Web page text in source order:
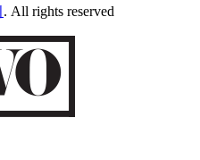
. All rights reserved